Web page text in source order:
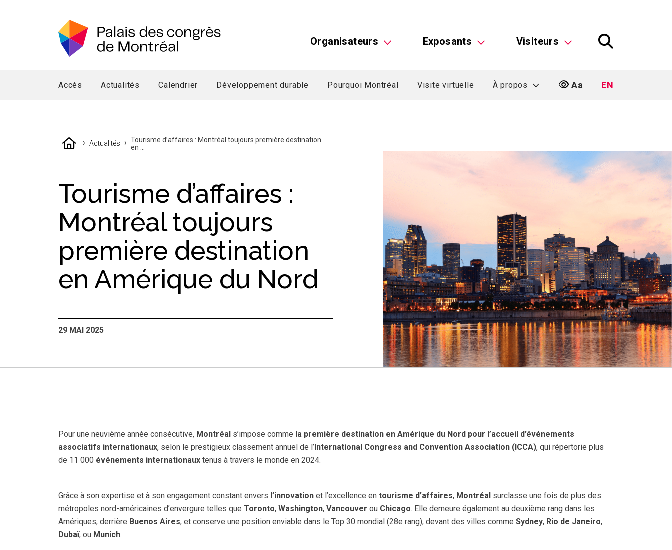
Organisateurs Exposants Visiteurs
Accès Actualités Calendrier Développement durable Pourquoi Montréal Visite virtuelle À propos Aa EN
› Actualités › Tourisme d’affaires : Montréal toujours première destination
en ...
Tourisme d’affaires :
Montréal toujours
première destination
en Amérique du Nord
29 MAI 2025
Pour une neuvième année consécutive, Montréal s’impose comme la première destination en Amérique du Nord pour l’accueil d’événements
associatifs internationaux, selon le prestigieux classement annuel de l’ International Congress and Convention Association (ICCA), qui répertorie plus
de 11 000 événements internationaux tenus à travers le monde en 2024.
Grâce à son expertise et à son engagement constant envers l’innovation et l’excellence en tourisme d’affaires, Montréal surclasse une fois de plus des
métropoles nord-américaines d’envergure telles que Toronto, Washington, Vancouver ou Chicago. Elle demeure également au deuxième rang dans les
Amériques, derrière Buenos Aires, et conserve une position enviable dans le Top 30 mondial (28e rang), devant des villes comme Sydney, Rio de Janeiro,
Dubaï, ou Munich.